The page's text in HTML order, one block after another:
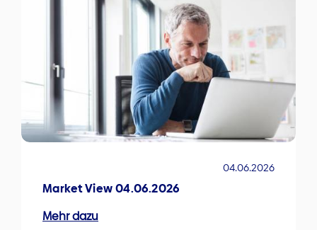
04.06.2026
Market View 04.06.2026
Mehr dazu